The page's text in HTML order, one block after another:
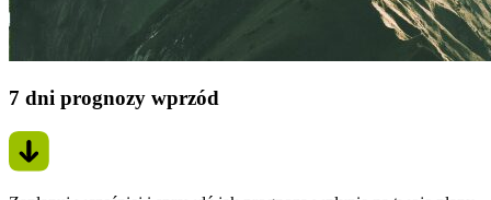
7 dni prognozy wprzód